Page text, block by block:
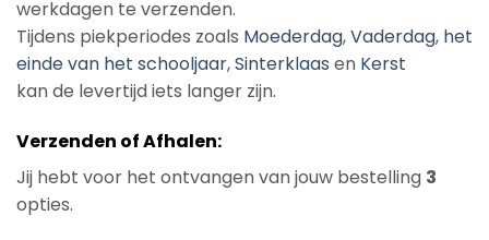
werkdagen te verzenden.
Tijdens piekperiodes zoals Moederdag,Vaderdag, het
einde van het schooljaar,Sinterklaas en Kerst
kan de levertijd iets langer zijn.
Verzenden of Afhalen:
Jij hebt voor het ontvangen van jouw bestelling 3
opties.